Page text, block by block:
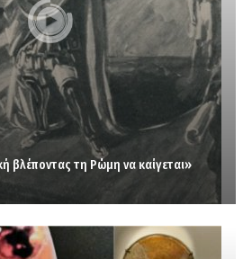
βλέποντας τη Ρώμη να καίγεται»